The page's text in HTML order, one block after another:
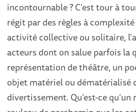
incontournable ? C’est tour à
régit par des règles à
activité collective ou solitaire,
acteurs dont on salue parfois la
représentation de théâtre, un
objet matériel ou dématérialisé
divertissement. Qu’est-ce qu’un